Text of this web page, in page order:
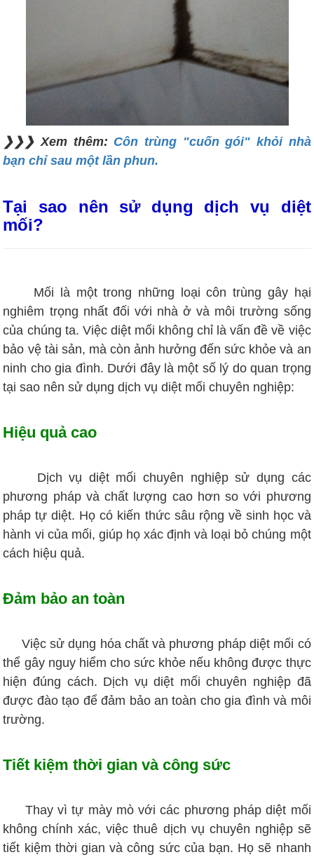
❯❯❯ Xem thêm: Côn trùng "cuốn gói" khỏi nhà
bạn chỉ sau một lần phun.
Tại sao nên sử dụng dịch vụ diệt
mối?
Mối là một trong những loại côn trùng gây hại
nghiêm trọng nhất đối với nhà ở và môi trường sống
của chúng ta. Việc diệt mối không chỉ là vấn đề về việc
bảo vệ tài sản, mà còn ảnh hưởng đến sức khỏe và an
ninh cho gia đình. Dưới đây là một số lý do quan trọng
tại sao nên sử dụng dịch vụ diệt mối chuyên nghiệp:
Hiệu quả cao
Dịch vụ diệt mối chuyên nghiệp sử dụng các
phương pháp và chất lượng cao hơn so với phương
pháp tự diệt. Họ có kiến thức sâu rộng về sinh học và
hành vi của mối, giúp họ xác định và loại bỏ chúng một
cách hiệu quả.
Đảm bảo an toàn
Việc sử dụng hóa chất và phương pháp diệt mối có
thể gây nguy hiểm cho sức khỏe nếu không được thực
hiện đúng cách. Dịch vụ diệt mối chuyên nghiệp đã
được đào tạo để đảm bảo an toàn cho gia đình và môi
trường.
Tiết kiệm thời gian và công sức
Thay vì tự mày mò với các phương pháp diệt mối
không chính xác, việc thuê dịch vụ chuyên nghiệp sẽ
tiết kiệm thời gian và công sức của bạn. Họ sẽ nhanh